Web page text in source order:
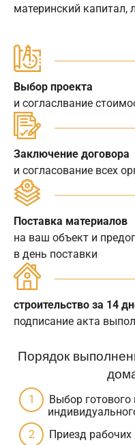
материнский капитал,
Выбор проекта
и согласлвание
Заключение договора
и согласование всех
Поставка материалов
на ваш объект и
в день поставки
строительство за 14
подписание акта
Порядок
Выбор готового
Приезд